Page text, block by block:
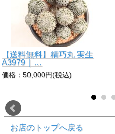
【送料無料】精巧丸 実生
A3979｜…
価格：50,000円(税込)
お店のトップへ戻る